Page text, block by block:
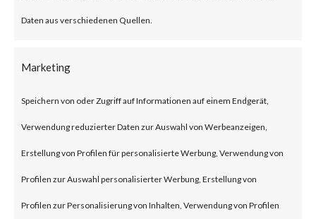
Daten aus verschiedenen Quellen.
Marketing
Speichern von oder Zugriff auf Informationen auf einem Endgerät,
Verwendung reduzierter Daten zur Auswahl von Werbeanzeigen,
Erstellung von Profilen für personalisierte Werbung, Verwendung von
Profilen zur Auswahl personalisierter Werbung, Erstellung von
Profilen zur Personalisierung von Inhalten, Verwendung von Profilen
What is the Attack?
According to the advisory